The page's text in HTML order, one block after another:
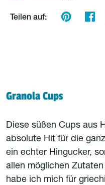
Teilen auf:
Granola Cups
Diese süßen Cups aus
absolute Hit für die
ein echter Hingucker,
allen möglichen
habe ich mich für